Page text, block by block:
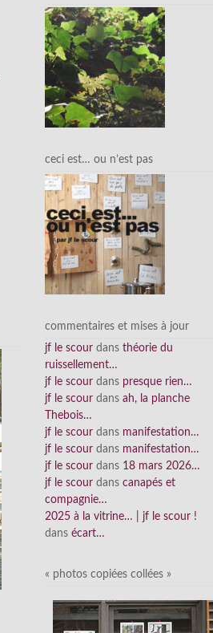
ceci est… ou n’est pas
commentaires et mises à jour
jf le scour dans théorie du
ruissellement…
jf le scour dans presque rien…
jf le scour dans ah, la planche
Thebois…
jf le scour dans manifestation…
jf le scour dans manifestation…
jf le scour dans 18 mars 2026…
jf le scour dans canapés et
compagnie…
2025 à la vitrine… | jf le scour !
dans écart…
« photos copiées collées »